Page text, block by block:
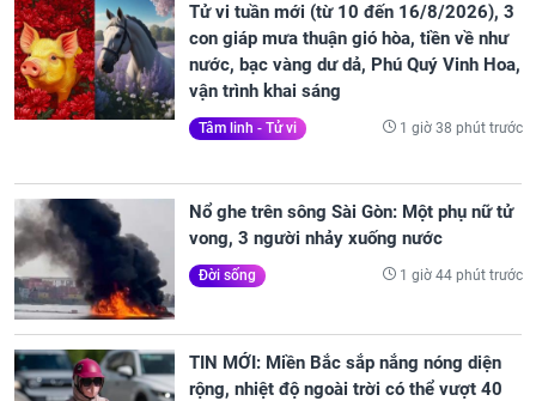
Tử vi tuần mới (từ 10 đến 16/8/2026), 3
con giáp mưa thuận gió hòa, tiền về như
nước, bạc vàng dư dả, Phú Quý Vinh Hoa,
vận trình khai sáng
Tâm linh - Tử vi 1 giờ 38 phút trước
Nổ ghe trên sông Sài Gòn: Một phụ nữ tử
vong, 3 người nhảy xuống nước
Đời sống 1 giờ 44 phút trước
TIN MỚI: Miền Bắc sắp nắng nóng diện
rộng, nhiệt độ ngoài trời có thể vượt 40